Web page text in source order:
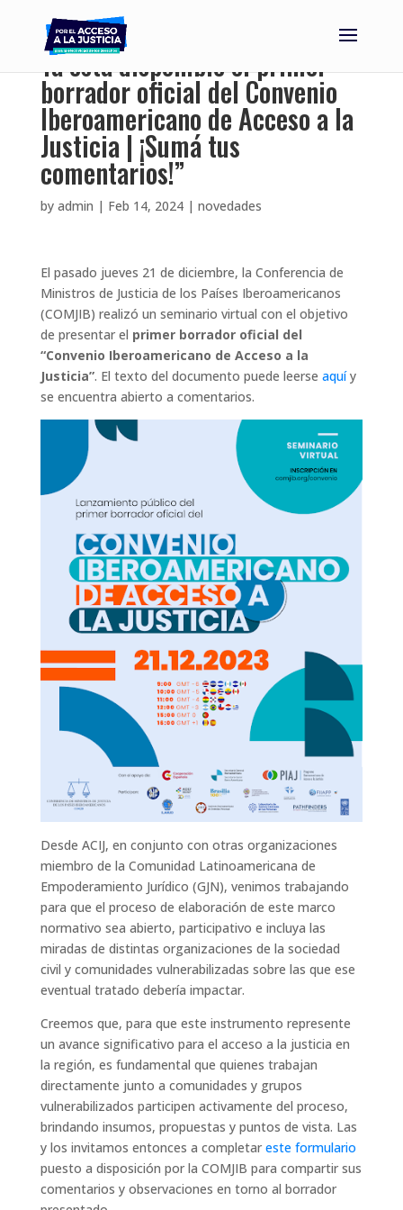
Ya está disponible el primer
borrador oficial del Convenio
Iberoamericano de Acceso a la
Justicia | ¡Sumá tus
comentarios!”
by admin | Feb 14, 2024| novedades
El pasado jueves 21 de diciembre, la Conferencia de
Ministros de Justicia de los Países Iberoamericanos
(COMJIB) realizó un seminario virtual con el objetivo
de presentar el primer borrador oficial del
“Convenio Iberoamericano de Acceso a la
Justicia”. El texto del documento puede leerse aquíy
se encuentra abierto a comentarios.
Desde ACIJ, en conjunto con otras organizaciones
miembro de la Comunidad Latinoamericana de
Empoderamiento Jurídico (GJN), venimos trabajando
para que el proceso de elaboración de este marco
normativo sea abierto, participativo e incluya las
miradas de distintas organizaciones de la sociedad
civil y comunidades vulnerabilizadas sobre las que ese
eventual tratado debería impactar.
Creemos que, para que este instrumento represente
un avance significativo para el acceso a la justicia en
la región, es fundamental que quienes trabajan
directamente junto a comunidades y grupos
vulnerabilizados participen activamente del proceso,
brindando insumos, propuestas y puntos de vista. Las
y los invitamos entonces a completar este formulario
puesto a disposición por la COMJIB para compartir sus
comentarios y observaciones en torno al borrador